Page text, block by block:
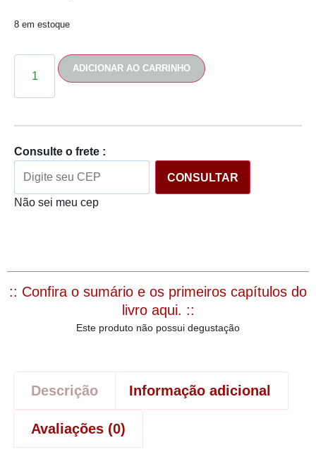
8 em estoque
ADICIONAR AO CARRINHO
Consulte o frete :
CONSULTAR
Não sei meu cep
:: Confira o sumário e os primeiros capítulos do
livro aqui. ::
Este produto não possui degustação
Descrição Informação adicional
Avaliações (0)